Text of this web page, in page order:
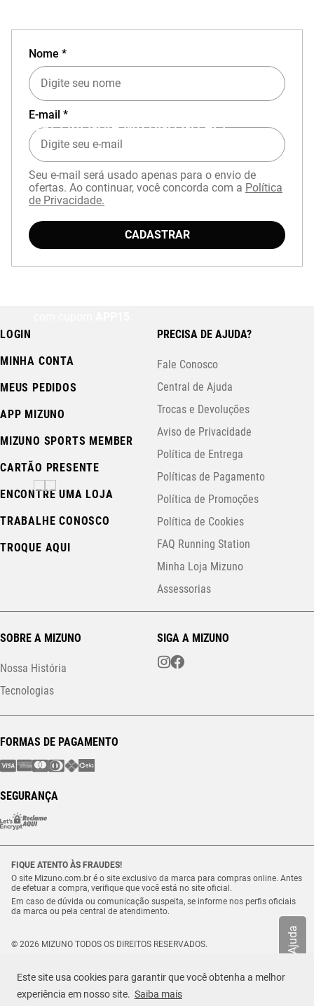
Este site usa cookies para garantir que você obtenha a melhor
experiência em nosso site. Saiba mais
Ajuda
TAMANHO
Selecione o seu tamanho
EXPERIÊNCIA MIZUNO NO APP
Nome *
E-mail *
Seu e-mail será usado apenas para o envio de
ofertas. Ao continuar, você concorda com a Política
de Privacidade.
CADASTRAR
LOGIN
MINHA CONTA
MEUS PEDIDOS
APP MIZUNO
MIZUNO SPORTS MEMBER
CARTÃO PRESENTE
ENCONTRE UMA LOJA
TRABALHE CONOSCO
TROQUE AQUI
PRECISA DE AJUDA?
Fale Conosco
Central de Ajuda
Trocas e Devoluções
Aviso de Privacidade
Política de Entrega
Políticas de Pagamento
Política de Promoções
Política de Cookies
FAQ Running Station
Minha Loja Mizuno
Assessorias
SOBRE A MIZUNO
Nossa História
Tecnologias
SIGA A MIZUNO
FORMAS DE PAGAMENTO
SEGURANÇA
FIQUE ATENTO ÀS FRAUDES!
O site Mizuno.com.br é o site exclusivo da marca para compras online. Antes
de efetuar a compra, verifique que você está no site oficial.
Em caso de dúvida ou comunicação suspeita, se informe nos perfis oficiais
da marca ou pela central de atendimento.
© 2026 MIZUNO TODOS OS DIREITOS RESERVADOS.
Estrada Municipal Luiz Lopes Neto, n.º 21 – Tenentes – CEP. 37.640-000 –
Extrema/MG